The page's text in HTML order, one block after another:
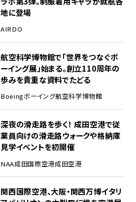
地に登場
AIRDO
航空科学博物館で「世界をつなぐボ
ーイング展」始まる。創立110周年の
歩みを貴重な資料でたどる
Boeingボーイング航空科学博物館
深夜の滑走路を歩く！ 成田空港で従
業員向けの滑走路ウォークや格納庫
見学イベントを初開催
NAA成田国際空港成田空港
関西国際空港、大阪・関西万博イタリ